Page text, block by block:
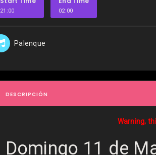
21:00 02:00
Palenque
DESCRIPCIÓN
Warning,
Domingo 11 de